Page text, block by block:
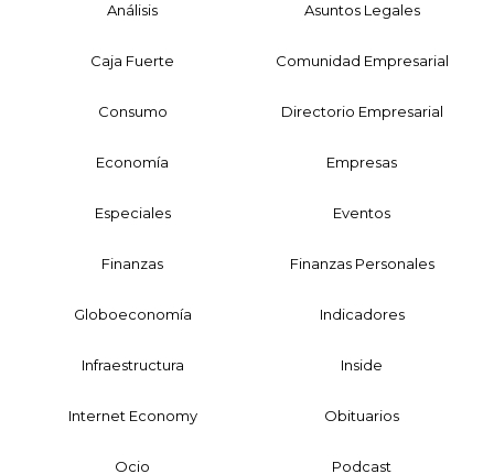
Análisis Asuntos Legales
Caja Fuerte Comunidad Empresarial
Consumo Directorio Empresarial
Economía Empresas
Especiales Eventos
Finanzas Finanzas Personales
Globoeconomía Indicadores
Infraestructura Inside
Internet Economy Obituarios
Ocio Podcast